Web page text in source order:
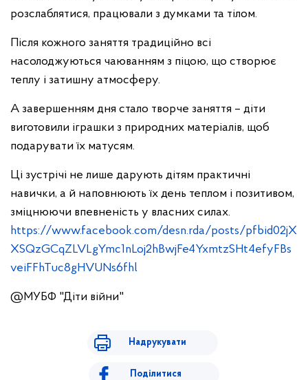
розслаблятися, працювали з думками та тілом.
Після кожного заняття традиційно всі
насолоджуються чаюванням з піцою, що створює
теплу і затишну атмосферу.
А завершенням дня стало творче заняття – діти
виготовили іграшки з природних матеріалів, щоб
подарувати їх матусям.
Ці зустрічі не лише дарують дітям практичні
навички, а й наповнюють їх день теплом і позитивом,
зміцнюючи впевненість у власних силах.
https://www.facebook.com/desn.rda/posts/pfbid02jX
XSQzGCqZLVLgYmc1nLoj2hBwjFe4YxmtzSHt4efyFBs
veiFFhTuc8gHVUNs6fhl
@МУБФ "Діти війни"
Надрукувати
Поділитися